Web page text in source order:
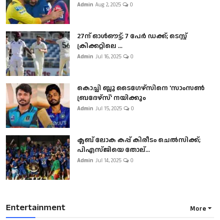
Admin Aug 2, 2025 0
27ന് ഓൾഔട്ട്; 7 പേർ ഡക്ക്; ടെസ്റ്റ്
ക്രിക്കറ്റിലെ ...
Admin Jul 16, 2025 0
കൊച്ചി ബ്ലൂ ടൈഗേഴ്സിനെ 'സാംസൺ
ബ്രദേഴ്സ്' നയിക്കും
Admin Jul 15, 2025 0
ക്ലബ് ലോക കപ്പ് കിരീടം ചെല്‍സിക്ക്;
പിഎസ്ജിയെ തോല്...
Admin Jul 14, 2025 0
Entertainment More